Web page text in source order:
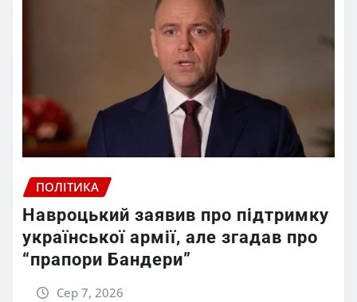
ПОЛІТИКА
Навроцький заявив про підтримку
української армії, але згадав про
“прапори Бандери”
Сер 7, 2026